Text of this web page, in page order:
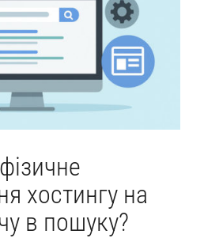
хостингу на
в пошуку?